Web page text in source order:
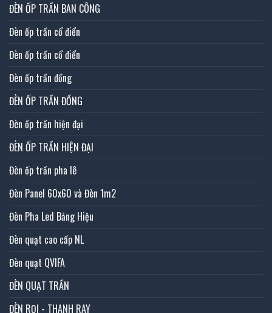
ĐÈN ỐP TRẦN BAN CÔNG
Đèn ốp trần cổ điển
Đèn ốp trần cổ điển
Đèn ốp trần đồng
ĐÈN ỐP TRẦN ĐỒNG
Đèn ốp trần hiện đại
ĐÈN ỐP TRẦN HIỆN ĐẠI
Đèn ốp trần pha lê
Đèn Panel 60x60 và Đèn 1m2
Đèn Pha Led Bảng Hiệu
Đèn quạt cao cấp NL
Đèn quạt QVIFA
ĐÈN QUẠT TRẦN
ĐÈN RỌI - THANH RAY